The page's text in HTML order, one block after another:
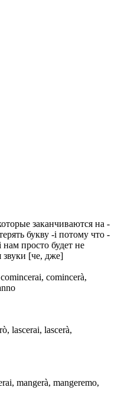
заканчиваются на -
букву -i потому что -
просто будет не
звуки [че, дже]
comincerà,
lascerai, lascerà,
mangerà, mangeremo,